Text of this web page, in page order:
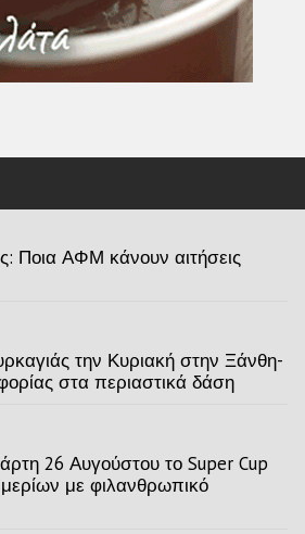
Ποια ΑΦΜ κάνουν αιτήσεις
την Κυριακή στην Ξάνθη-
στα περιαστικά δάση
26 Αυγούστου το Super Cup
με φιλανθρωπικό